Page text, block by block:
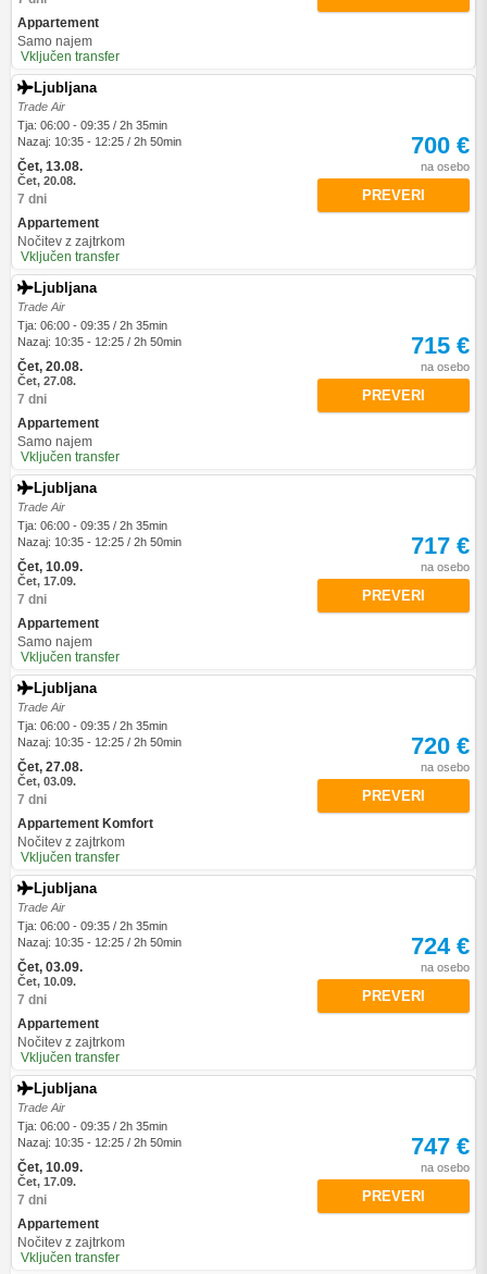
Appartement
Samo najem
Vključen transfer
Ljubljana
Trade Air
Tja: 06:00 - 09:35 / 2h 35min
Nazaj: 10:35 - 12:25 / 2h 50min
Čet, 13.08.
Čet, 20.08.
7 dni
Appartement
Nočitev z zajtrkom
Vključen transfer
700 €
na osebo
PREVERI
Ljubljana
Trade Air
Tja: 06:00 - 09:35 / 2h 35min
Nazaj: 10:35 - 12:25 / 2h 50min
Čet, 20.08.
Čet, 27.08.
7 dni
Appartement
Samo najem
Vključen transfer
715 €
na osebo
PREVERI
Ljubljana
Trade Air
Tja: 06:00 - 09:35 / 2h 35min
Nazaj: 10:35 - 12:25 / 2h 50min
Čet, 10.09.
Čet, 17.09.
7 dni
Appartement
Samo najem
Vključen transfer
717 €
na osebo
PREVERI
Ljubljana
Trade Air
Tja: 06:00 - 09:35 / 2h 35min
Nazaj: 10:35 - 12:25 / 2h 50min
Čet, 27.08.
Čet, 03.09.
7 dni
Appartement Komfort
Nočitev z zajtrkom
Vključen transfer
720 €
na osebo
PREVERI
Ljubljana
Trade Air
Tja: 06:00 - 09:35 / 2h 35min
Nazaj: 10:35 - 12:25 / 2h 50min
Čet, 03.09.
Čet, 10.09.
7 dni
Appartement
Nočitev z zajtrkom
Vključen transfer
724 €
na osebo
PREVERI
Ljubljana
Trade Air
Tja: 06:00 - 09:35 / 2h 35min
Nazaj: 10:35 - 12:25 / 2h 50min
Čet, 10.09.
Čet, 17.09.
7 dni
Appartement
Nočitev z zajtrkom
Vključen transfer
747 €
na osebo
PREVERI